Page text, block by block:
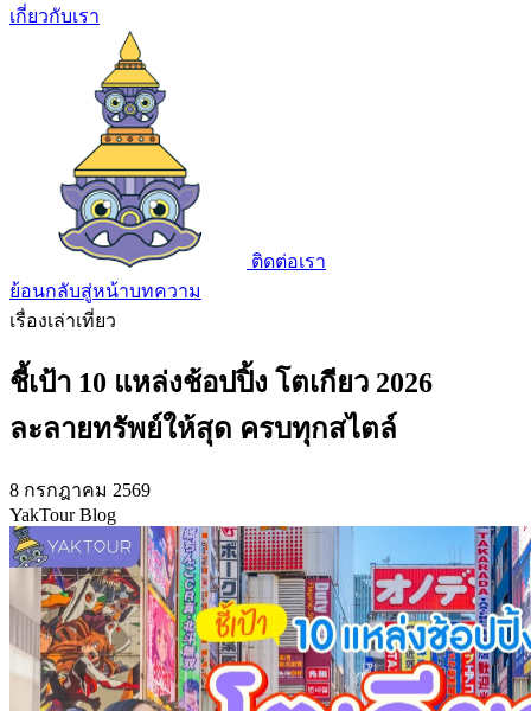
เกี่ยวกับเรา
ติดต่อเรา
ย้อนกลับสู่หน้าบทความ
เรื่องเล่าเที่ยว
ชี้เป้า 10 แหล่งช้อปปิ้ง โตเกียว 2026
ละลายทรัพย์ให้สุด ครบทุกสไตล์
8 กรกฎาคม 2569
YakTour Blog